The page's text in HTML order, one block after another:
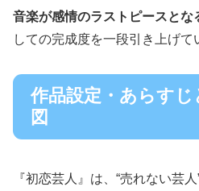
音楽が感情のラストピースとな
しての完成度を一段引き上げて
作品設定・あらすじ
図
『初恋芸人』は、“売れない芸